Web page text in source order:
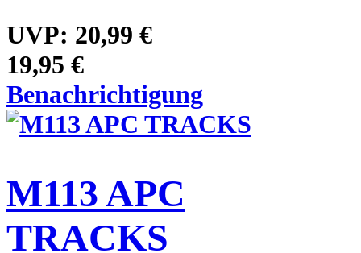
UVP: 20,99 €
19,95 €
Benachrichtigung
M113 APC
TRACKS